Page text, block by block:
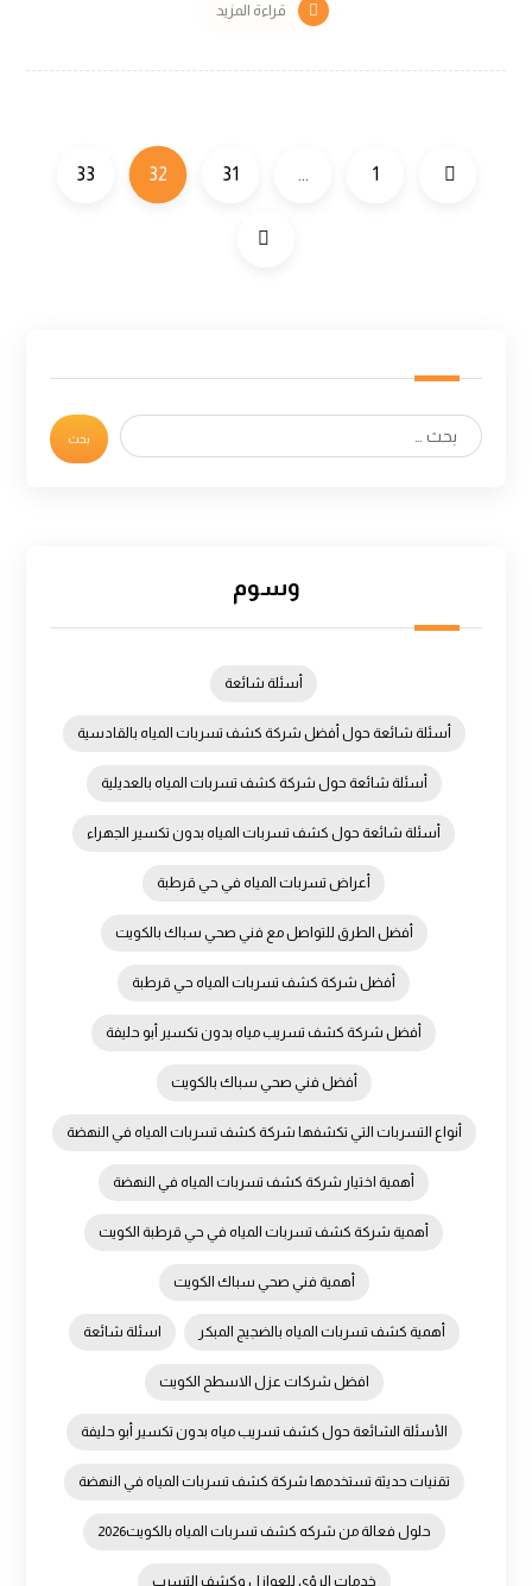
قراءة المزيد
1
…
31
32
33
وسوم
أسئلة شائعة
أسئلة شائعة حول أفضل شركة كشف تسربات المياه بالقادسية
أسئلة شائعة حول شركة كشف تسربات المياه بالعديلية
أسئلة شائعة حول كشف تسربات المياه بدون تكسير الجهراء
أعراض تسربات المياه في حي قرطبة
أفضل الطرق للتواصل مع فني صحي سباك بالكويت
أفضل شركة كشف تسربات المياه حي قرطبة
أفضل شركة كشف تسريب مياه بدون تكسير أبو حليفة
أفضل فني صحي سباك بالكويت
أنواع التسربات التي تكشفها شركة كشف تسربات المياه في النهضة
أهمية اختيار شركة كشف تسربات المياه في النهضة
أهمية شركة كشف تسربات المياه في حي قرطبة الكويت
أهمية فني صحي سباك الكويت
أهمية كشف تسربات المياه بالضجيج المبكر اسئلة شائعة
افضل شركات عزل الاسطح الكويت
الأسئلة الشائعة حول كشف تسريب مياه بدون تكسير أبو حليفة
تقنيات حديثة تستخدمها شركة كشف تسربات المياه في النهضة
حلول فعالة من شركه كشف تسربات المياه بالكويت2026
خدمات الرؤى للعوازل وكشف التسرب